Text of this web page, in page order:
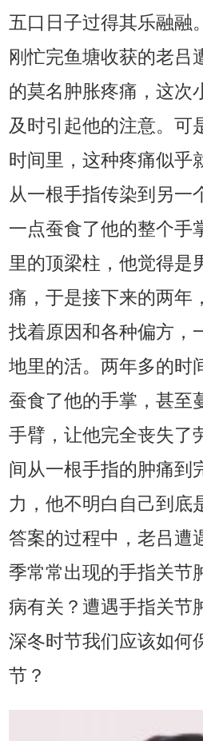
五口日子过得其乐融融
刚忙完鱼塘收获的老吕
的莫名肿胀疼痛，这次
及时引起他的注意。可
时间里，这种疼痛似乎
从一根手指传染到另一
一点蚕食了他的整个手
里的顶梁柱，他觉得是
痛，于是接下来的两年
找着原因和各种偏方，
地里的活。两年多的时
蚕食了他的手掌，甚至
手臂，让他完全丧失了
间从一根手指的肿痛到
力，他不明白自己到底
答案的过程中，老吕遭
季常常出现的手指关节
病有关？遭遇手指关节
深冬时节我们应该如何
节？